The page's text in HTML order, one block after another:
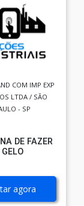
COM IMP EXP
LTDA / SÃO
- SP
DE FAZER
GELO
agora